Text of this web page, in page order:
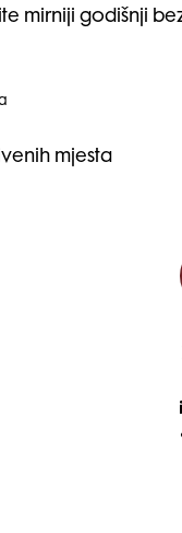
mirniji godišnji